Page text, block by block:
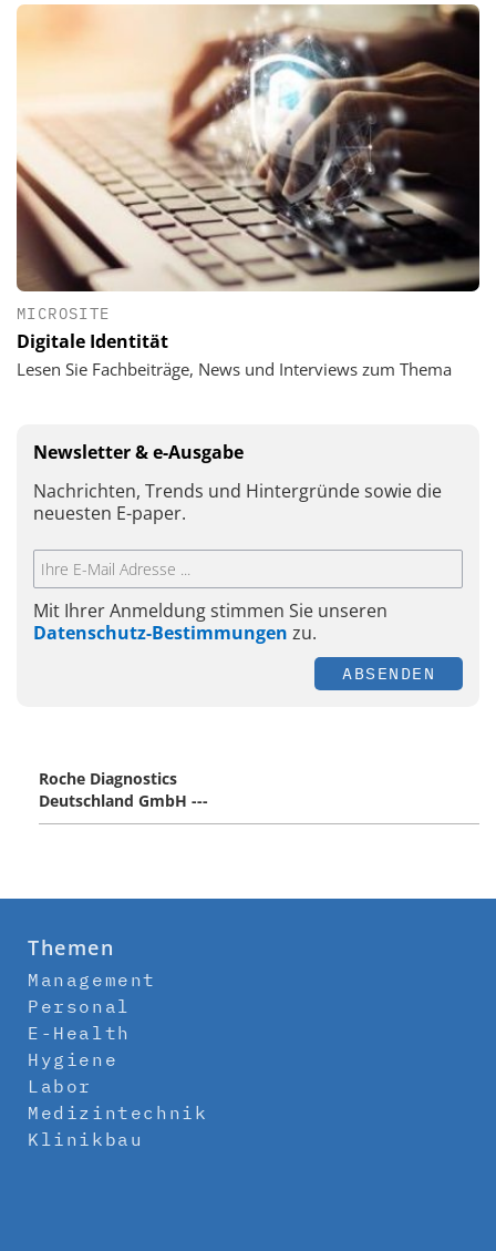
MICROSITE
Digitale Identität
Lesen Sie Fachbeiträge, News und Interviews zum Thema
Newsletter & e-Ausgabe
Nachrichten, Trends und Hintergründe sowie die
neuesten E-paper.
Mit Ihrer Anmeldung stimmen Sie unseren
Datenschutz-Bestimmungen zu.
ABSENDEN
Roche Diagnostics
Deutschland GmbH ---
Themen
Management
Personal
E-Health
Hygiene
Labor
Medizintechnik
Klinikbau